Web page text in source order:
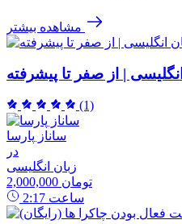
مشاهده بیشتر
| از صفر تا پیشرفته
(1)
ساناز پارسا
در
زبان انگلیسی
2,000,000 تومان
2:17 ساعت